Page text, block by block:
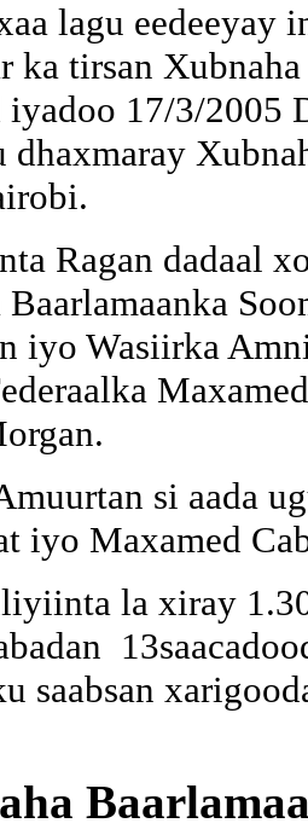
lagu eedeeyay
ka tirsan
iyadoo 17/3/2005
dhaxmaray
Ragan dadaal
iyo Wasiirka
si aada
iyo Maxamed
la xiray
saabsan